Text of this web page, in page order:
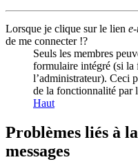
Lorsque je clique sur le lien
de me connecter !?
Seuls les membres
formulaire intégré (si la
l’administrateur). Ceci
de la fonctionnalité par
Haut
Problèmes liés à
messages